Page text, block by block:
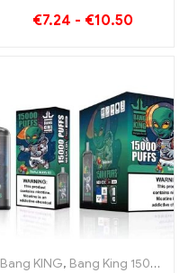
€7.24 - €10.50
,
Bang KING, Bang King 15000 Puffs